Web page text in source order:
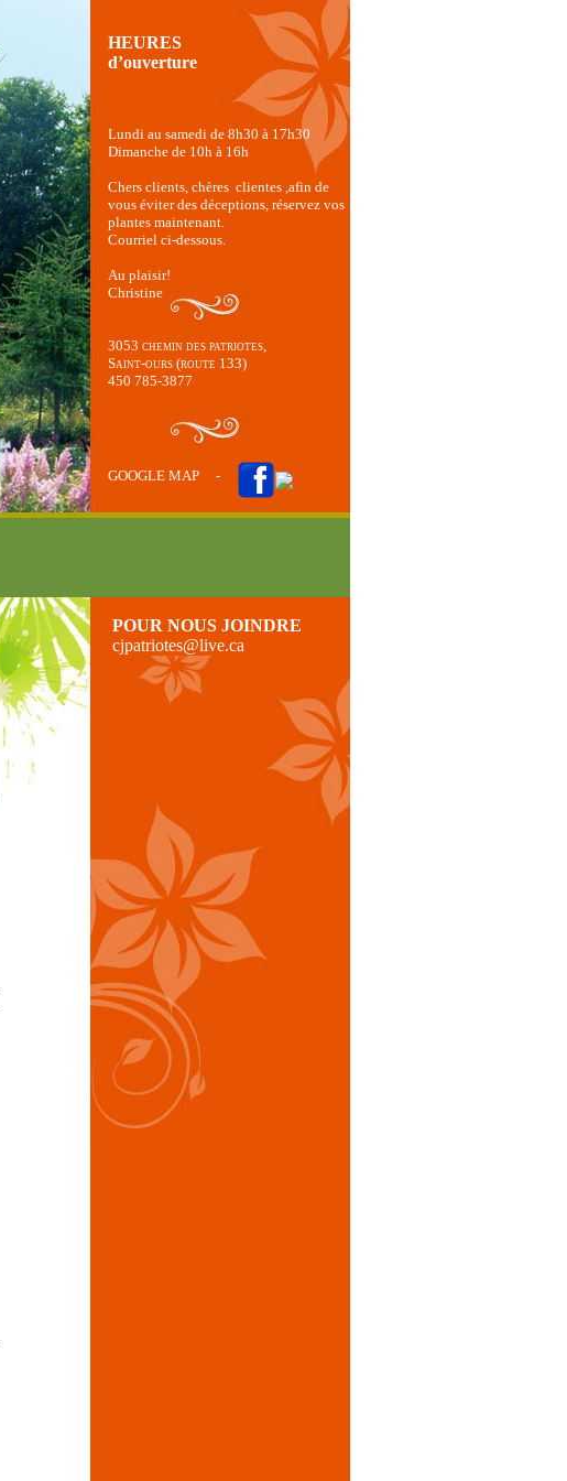
HEURES
d’ouverture
Lundi au samedi de 8h30 à 17h30
Dimanche de 10h à 16h
Chers clients, chères clientes ,afin de
vous éviter des déceptions, réservez vos
plantes maintenant.
Courriel ci-dessous.
Au plaisir!
Christine
3053 chemin des patriotes,
Saint-ours (route 133)
450 785-3877
GOOGLE MAP -
POUR NOUS JOINDRE
cjpatriotes@live.ca